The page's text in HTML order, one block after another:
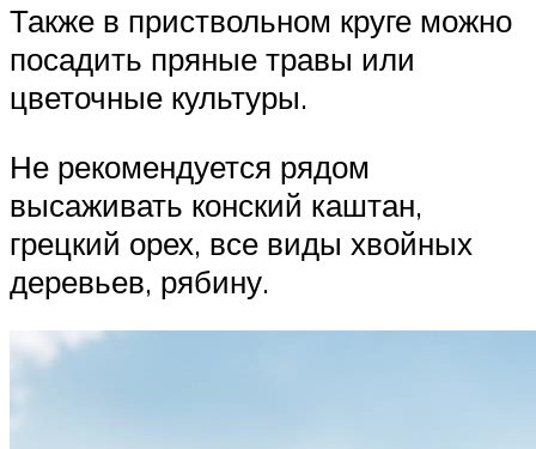
Также в приствольном круге можно
посадить пряные травы или
цветочные культуры.
Не рекомендуется рядом
высаживать конский каштан,
грецкий орех, все виды хвойных
деревьев, рябину.